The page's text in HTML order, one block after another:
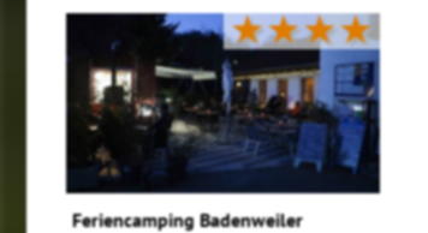
★★★★
Feriencamping Badenweiler